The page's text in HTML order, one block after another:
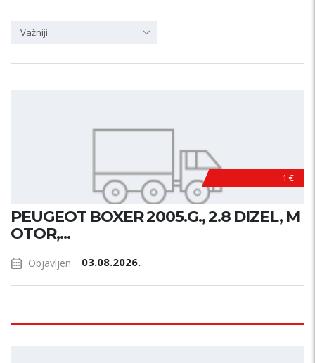
Važniji
1 €
PEUGEOT BOXER 2005.G., 2.8 DIZEL, M
OTOR,...
Objavljen 03.08.2026.